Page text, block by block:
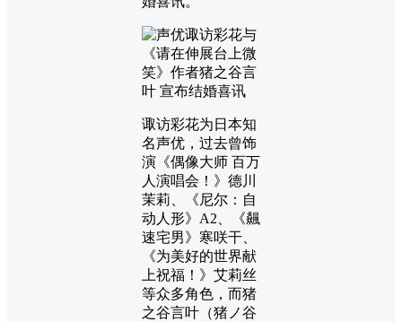
诹访彩花为日本知
名声优，过去曾饰
演《偶像大师 百万
人演唱会！》德川
茉莉、《尼尔：自
动人形》A2、《飆
速宅男》寒咲干、
《为美好的世界献
上祝福！》艾莉丝
等众多角色，而猪
之谷言叶（猪ノ谷